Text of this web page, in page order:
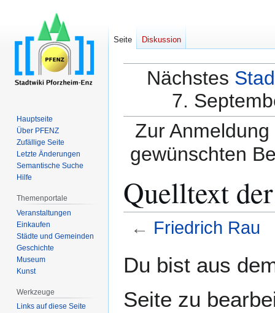
Nächstes
7.
Zur
gewünschten
Quelltext
← Friedrich Rau
Navigation
Suche
Du bist aus
Seite zu
Seite Diskussion
Hauptseite
Über PFENZ
Zufällige Seite
Letzte Änderungen
Semantische Suche
Hilfe
Themenportale
Veranstaltungen
Einkaufen
Städte und Gemeinden
Geschichte
Museum
Kunst
Werkzeuge
Links auf diese Seite